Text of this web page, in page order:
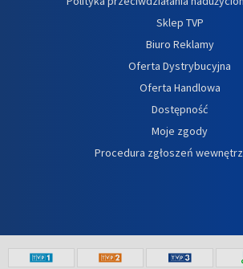
Sklep TVP
Biuro Reklamy
Oferta Dystrybucyjna
Oferta Handlowa
Dostępność
Moje zgody
Procedura zgłoszeń